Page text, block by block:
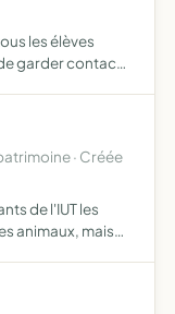
les élèves
garder contact
· Créée
de l'IUT les
animaux, mais